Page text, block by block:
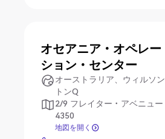
オセアニア・オペレー
ション・センター
オーストラリア、ウィルソン
トンQ
2/9 フレイター・アベニュー
4350
地図を開く